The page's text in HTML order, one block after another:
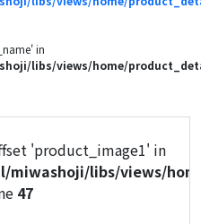
in
libs/views/home/
'product_image1' in
miwashoji/libs/views/
47